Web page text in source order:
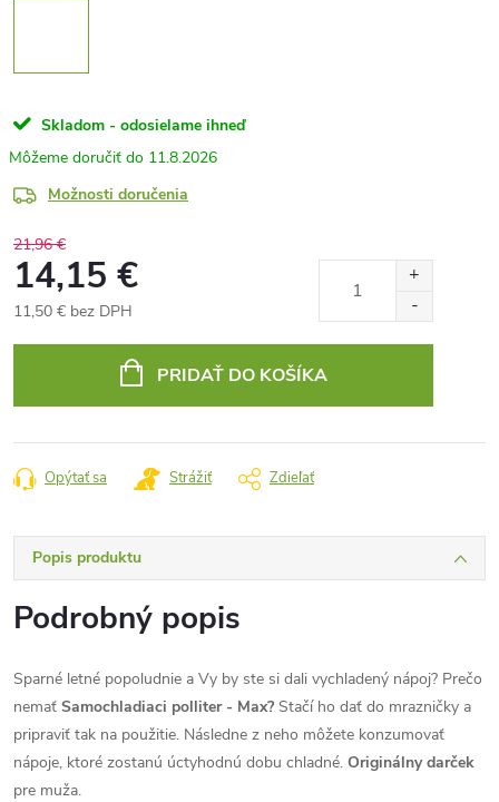
Skladom - odosielame ihneď
11.8.2026
Možnosti doručenia
21,96 €
14,15 €
11,50 € bez DPH
PRIDAŤ DO KOŠÍKA
Opýtať sa Strážiť Zdieľať
Popis produktu
Podrobný popis
Sparné letné popoludnie a Vy by ste si dali vychladený nápoj? Prečo
nemať Samochladiaci polliter - Max?Stačí ho dať do mrazničky a
pripraviť tak na použitie. Následne z neho môžete konzumovať
nápoje, ktoré zostanú úctyhodnú dobu chladné. Originálny darček
pre muža.